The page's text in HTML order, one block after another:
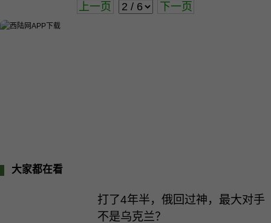
上一页 下一页
大家都在看
打了4年半，俄回过神，最大对手
不是乌克兰？